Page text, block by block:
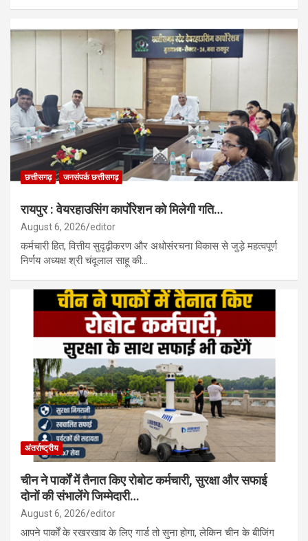
छत्तीसगढ़ जनसंपर्क छत्तीसगढ़
रायपुर : वेयरहाउसिंग कार्पाेरेशन को मिलेगी गति…
August 6, 2026 editor
कर्मचारी हित, वित्तीय सुदृढ़ीकरण और अधोसंरचना विकास से जुड़े महत्वपूर्ण
निर्णय अध्यक्ष श्री चंदूलाल साहू की…
अंतर्राष्ट्रीय
चीन ने पार्कों में तैनात किए रोबोट कर्मचारी, सुरक्षा और सफाई
दोनों की संभालेंगे जिम्मेदारी…
August 6, 2026 editor
आपने पार्कों के रखरखाव के लिए गार्ड तो सुना होगा, लेकिन चीन के बीजिंग